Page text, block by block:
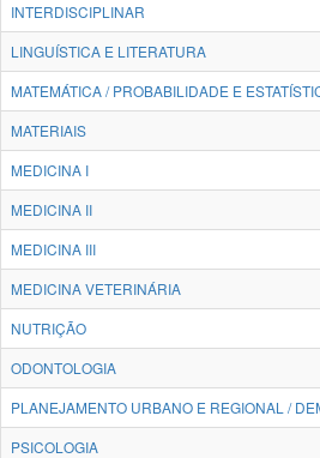
INTERDISCIPLINAR
LINGUÍSTICA E LITERATURA
MATEMÁTICA / PROBABILIDADE E
MATERIAIS
MEDICINA I
MEDICINA II
MEDICINA III
MEDICINA VETERINÁRIA
NUTRIÇÃO
ODONTOLOGIA
PLANEJAMENTO URBANO E REGIONAL /
PSICOLOGIA